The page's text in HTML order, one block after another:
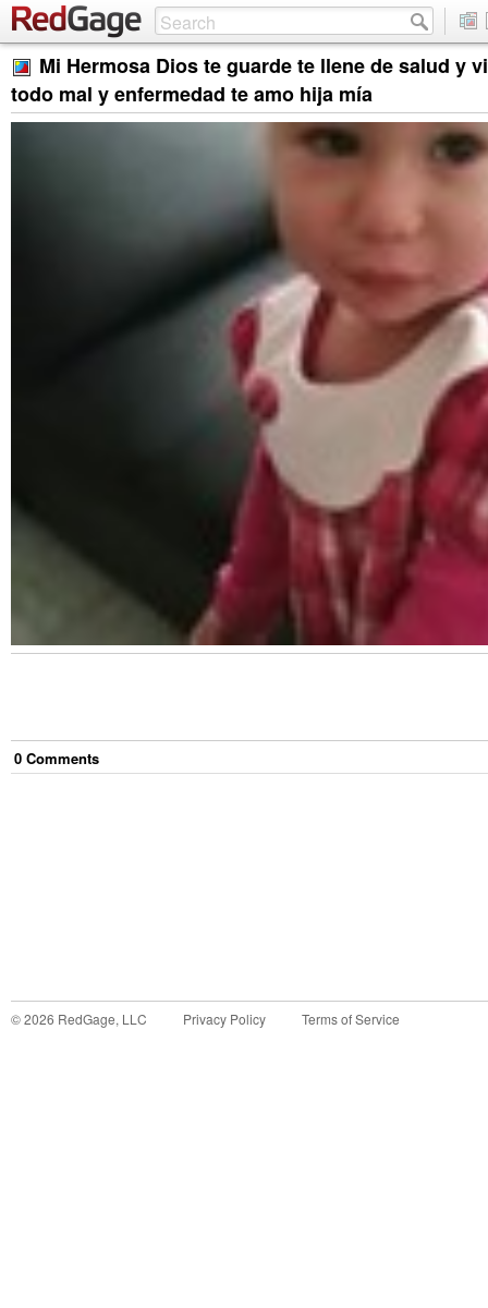
Mi Hermosa Dios te guarde te llene de salud y
todo mal y enfermedad te amo hija mía
0 Comments
©2026 RedGage, LLC Privacy Policy Terms of Service